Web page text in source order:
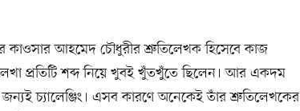
কাওসার আহমেদ চৌধুরীর শ্রুতিলেখক হিসেবে কাজ
প্রতিটি শব্দ নিয়ে খুবই খুঁতখুঁতে ছিলেন। আর একদম
চ্যালেঞ্জিং। এসব কারণে অনেকেই তাঁর শ্রুতিলেখকের